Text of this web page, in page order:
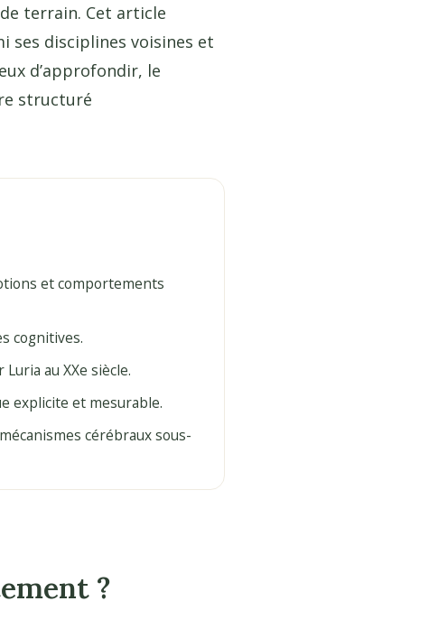
terrain. Cet article
ses disciplines voisines et
d’approfondir, le
structuré
et comportements
cognitives.
au XXe siècle.
explicite et mesurable.
cérébraux sous-
?